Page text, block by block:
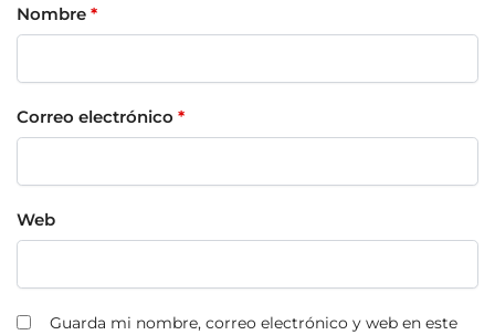
Nombre *
Correo electrónico *
Web
Guarda mi nombre, correo electrónico y web en este